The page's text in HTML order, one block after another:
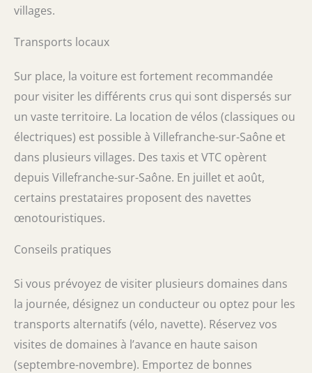
villages.
Transports locaux
Sur place, la voiture est fortement recommandée
pour visiter les différents crus qui sont dispersés sur
un vaste territoire. La location de vélos (classiques ou
électriques) est possible à Villefranche-sur-Saône et
dans plusieurs villages. Des taxis et VTC opèrent
depuis Villefranche-sur-Saône. En juillet et août,
certains prestataires proposent des navettes
œnotouristiques.
Conseils pratiques
Si vous prévoyez de visiter plusieurs domaines dans
la journée, désignez un conducteur ou optez pour les
transports alternatifs (vélo, navette). Réservez vos
visites de domaines à l’avance en haute saison
(septembre-novembre). Emportez de bonnes